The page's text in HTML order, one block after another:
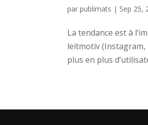
parpublimats | Sep 25,
La tendance est à
leitmotiv (Instagram,
plus en plus